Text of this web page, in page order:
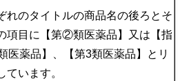
れのタイトルの商品名の後ろとそ
項目に【第②類医薬品】又は【指
医薬品】、【第3類医薬品】とリ
います。